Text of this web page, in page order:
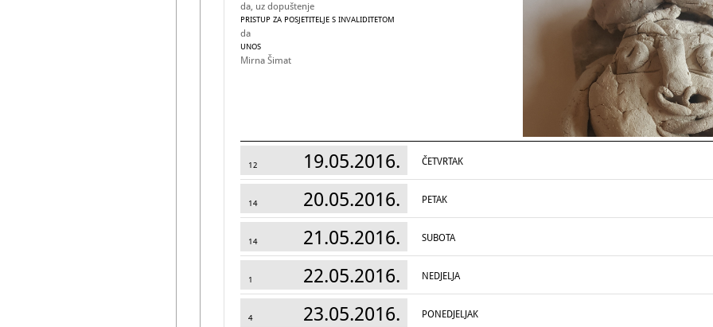
da, uz dopuštenje
PRISTUP ZA POSJETITELJE S INVALIDITETOM
da
UNOS
Mirna Šimat
12 19.05.2016. ČETVRTAK
14 20.05.2016. PETAK
14 21.05.2016. SUBOTA
1 22.05.2016. NEDJELJA
4 23.05.2016. PONEDJELJAK